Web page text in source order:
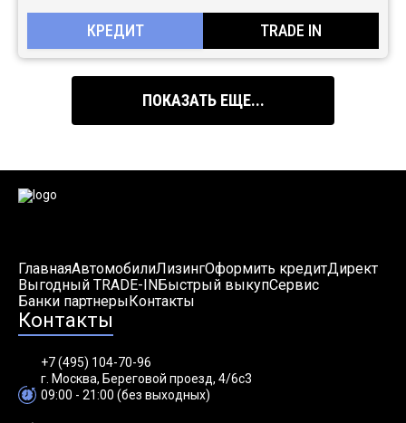
КРЕДИТ TRADE IN
ПОКАЗАТЬ ЕЩЕ...
ГлавнаяАвтомобилиЛизингОформить кредитДирект
Выгодный TRADE-INБыстрый выкупСервис
Банки партнерыКонтакты
Контакты
+7 (495) 104-70-96
г. Москва, Береговой проезд, 4/6с3
09:00 - 21:00 (без выходных)